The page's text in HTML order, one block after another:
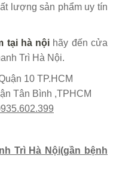
lượng sản phẩm uy tín
tại hà nội hãy đến cửa
Trì Hà Nội.
10 TP.HCM
Tân Bình ,TPHCM
Trì Hà Nội(gần bệnh